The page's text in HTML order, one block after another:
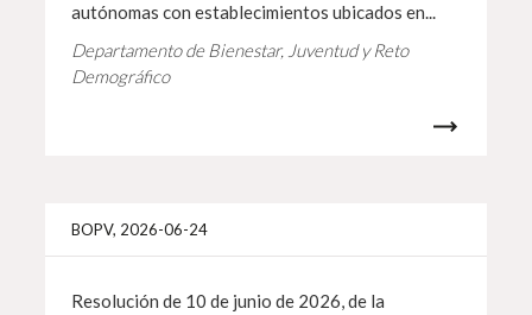
autónomas con establecimientos ubicados en...
Departamento de Bienestar, Juventud y Reto
Demográfico
BOPV, 2026-06-24
Resolución de 10 de junio de 2026, de la